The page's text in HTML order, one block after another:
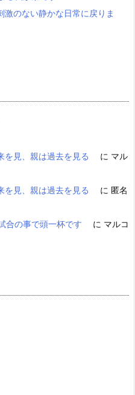
のない静かな日常に戻りま
見、親は過去を見る
に マル
見、親は過去を見る
に 匿名
合の事で頭一杯です
に マルコ